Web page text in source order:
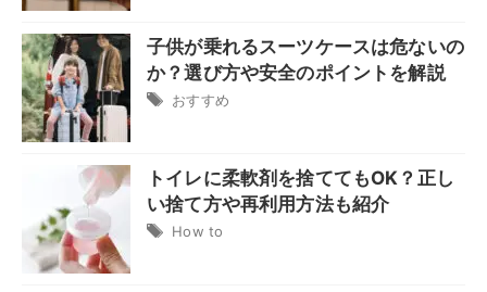
子供が乗れるスーツケースは危ないの
か？選び方や安全のポイントを解説
おすすめ
トイレに柔軟剤を捨ててもOK？正し
い捨て方や再利用方法も紹介
How to